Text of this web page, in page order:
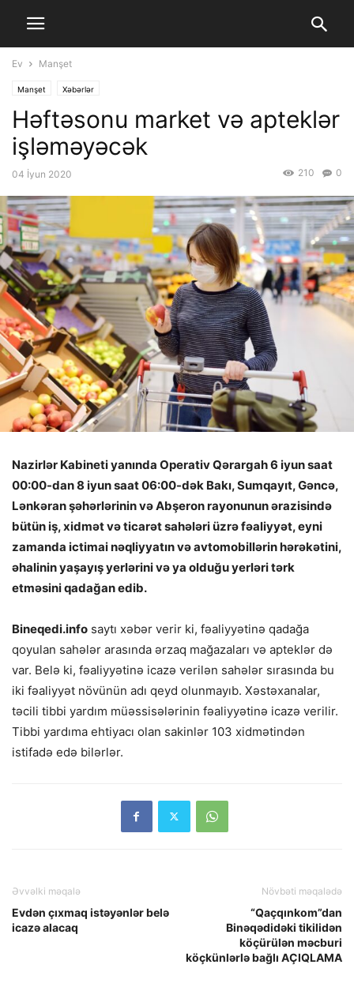
Ev Manşet
Manşet Xəbərlər
Həftəsonu market və apteklər
işləməyəcək
04 İyun 2020 0
210
Nazirlər Kabineti yanında Operativ Qərargah 6 iyun saat
00:00-dan 8 iyun saat 06:00-dək Bakı, Sumqayıt, Gəncə,
Lənkəran şəhərlərinin və Abşeron rayonunun ərazisində
bütün iş, xidmət və ticarət sahələri üzrə fəaliyyət, eyni
zamanda ictimai nəqliyyatın və avtomobillərin hərəkətini,
əhalinin yaşayış yerlərini və ya olduğu yerləri tərk
etməsini qadağan edib.
Bineqedi.info saytı xəbər verir ki, fəaliyyətinə qadağa
qoyulan sahələr arasında ərzaq mağazaları və apteklər də
var. Belə ki, fəaliyyətinə icazə verilən sahələr sırasında bu
iki fəaliyyət növünün adı qeyd olunmayıb. Xəstəxanalar,
təcili tibbi yardım müəssisələrinin fəaliyyətinə icazə verilir.
Tibbi yardıma ehtiyacı olan sakinlər 103 xidmətindən
istifadə edə bilərlər.
Əvvəlki məqalə
Evdən çıxmaq istəyənlər belə
icazə alacaq
Növbəti məqalədə
“Qaçqınkom”dan
Binəqədidəki tikilidən
köçürülən məcburi
köçkünlərlə bağlı AÇIQLAMA